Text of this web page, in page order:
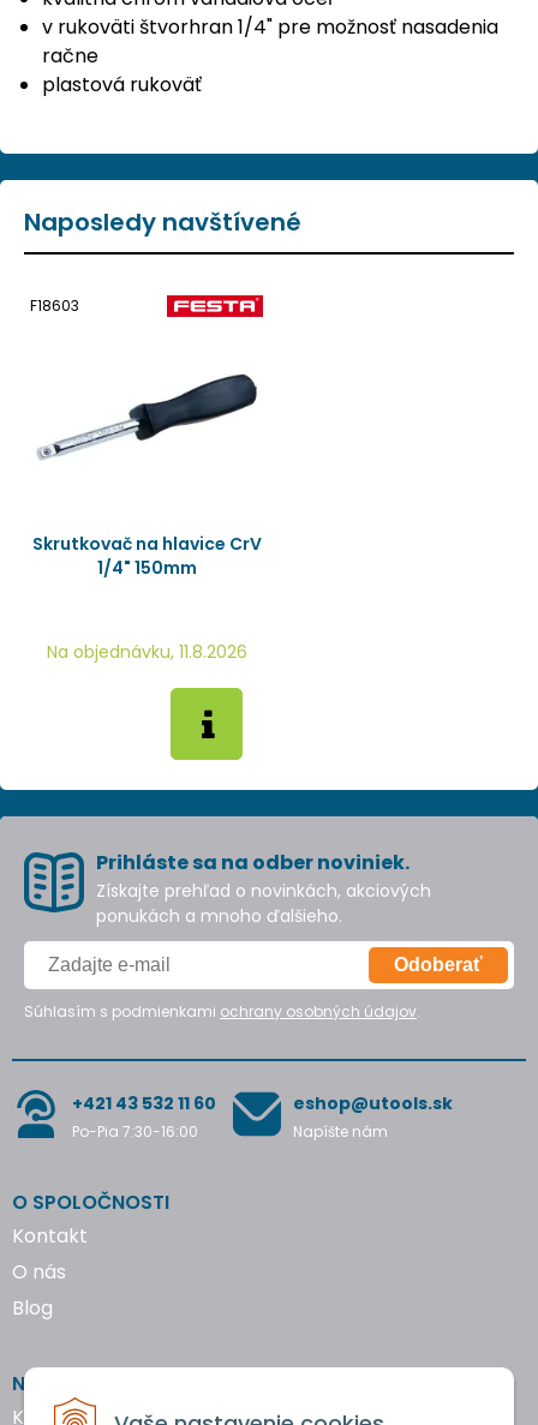
v rukoväti štvorhran 1/4" pre možnosť nasadenia
račne
plastová rukoväť
Naposledy navštívené
F18603
Skrutkovač na hlavice CrV
1/4" 150mm
Na objednávku, 11.8.2026
Prihláste sa na odber noviniek.
Získajte prehľad o novinkách, akciových
ponukách a mnoho ďalšieho.
Odoberať
Súhlasím s podmienkami ochrany osobných údajov.
+421 43 532 11 60
Po-Pia 7:30-16:00
eshop@utools.sk
Napíšte nám
O SPOLOČNOSTI
Kontakt
O nás
Blog
NAKUPOVANIE
Katalógy náradia